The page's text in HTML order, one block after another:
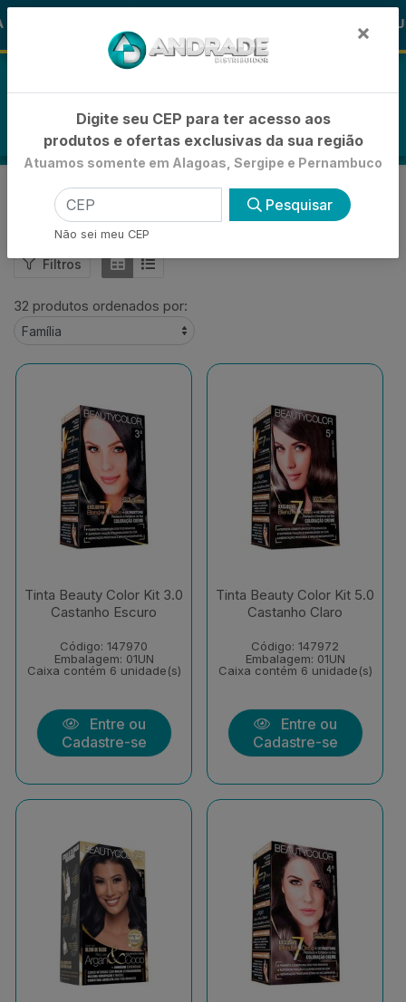
de Desconto 🪞 FRALDA TURMA
KIT BEAUTY COLOR
VOLTAR
INÍCIO KIT BEAUTY COLOR
Filtros
32 produtos ordenados por:
Tinta Beauty Color Kit 3.0
Castanho Escuro
Código: 147970
Embalagem: 01UN
Caixa contém 6 unidade(s)
Entre ou
Cadastre-se
Tinta Beauty Color Kit 5.0
Castanho Claro
Código: 147972
Embalagem: 01UN
Caixa contém 6 unidade(s)
Entre ou
Cadastre-se
×
Digite seu CEP para ter acesso aos
produtos e ofertas exclusivas da sua região
Atuamos somente em Alagoas, Sergipe e Pernambuco
Pesquisar
Não sei meu CEP